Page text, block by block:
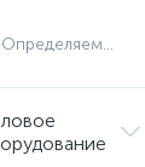
Определяем...